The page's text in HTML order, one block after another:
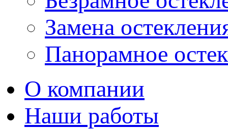
Замена
Панорамное
О компании
Наши работы